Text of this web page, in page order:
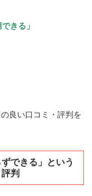
きる」
良い口コミ・評判を
できる」という
判